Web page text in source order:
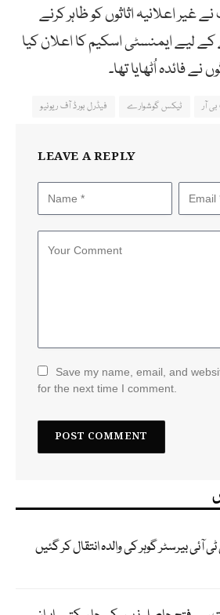
اعلانیہ اثاثوں کو ظاہر کرنے
کے لیے ایمنسٹی اسکیم کا اعلان کیا
فائدہ اُٹھایا تھا۔
آر ٹیکس گوشوارے فیڈرل بورڈ آف ریونیو
LEAVE A REPLY
Save my name, email, and
for the next time I comment.
آئی بیرسٹر گوہر کی والدہ انتقال کر گئیں